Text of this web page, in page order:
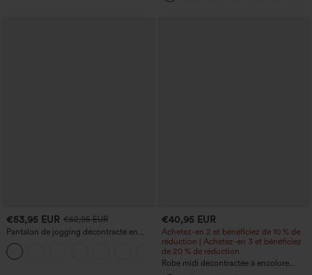
€53,95 EUR €62,95 EUR
Pantalon de jogging décontracté en
French terry à imprimé denim, taille mi-
haute, style jean, avec poches
€40,95 EUR
Achetez-en 2 et bénéficiez de 10 % de
réduction | Achetez-en 3 et bénéficiez
de 20 % de réduction
Robe midi décontractée à encolure